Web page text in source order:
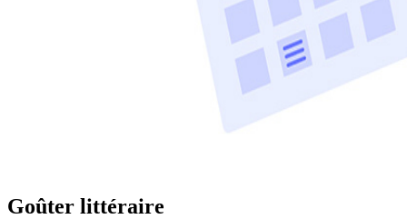
Goûter littéraire